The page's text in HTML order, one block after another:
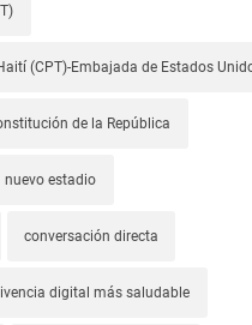
(CPT)-Embajada de Estados
de la República
nuevo estadio
conversación directa
digital más saludable